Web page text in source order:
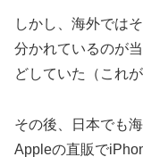
しかし、海外では
分かれているのが
どしていた（これ
その後、日本でも
Appleの直販で